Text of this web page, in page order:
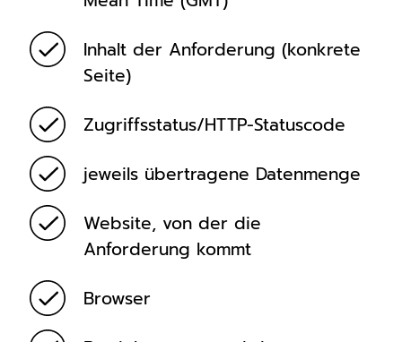
Inhalt der Anforderung (konkrete
Seite)
Zugriffsstatus/HTTP-Statuscode
jeweils übertragene Datenmenge
Website, von der die
Anforderung kommt
Browser